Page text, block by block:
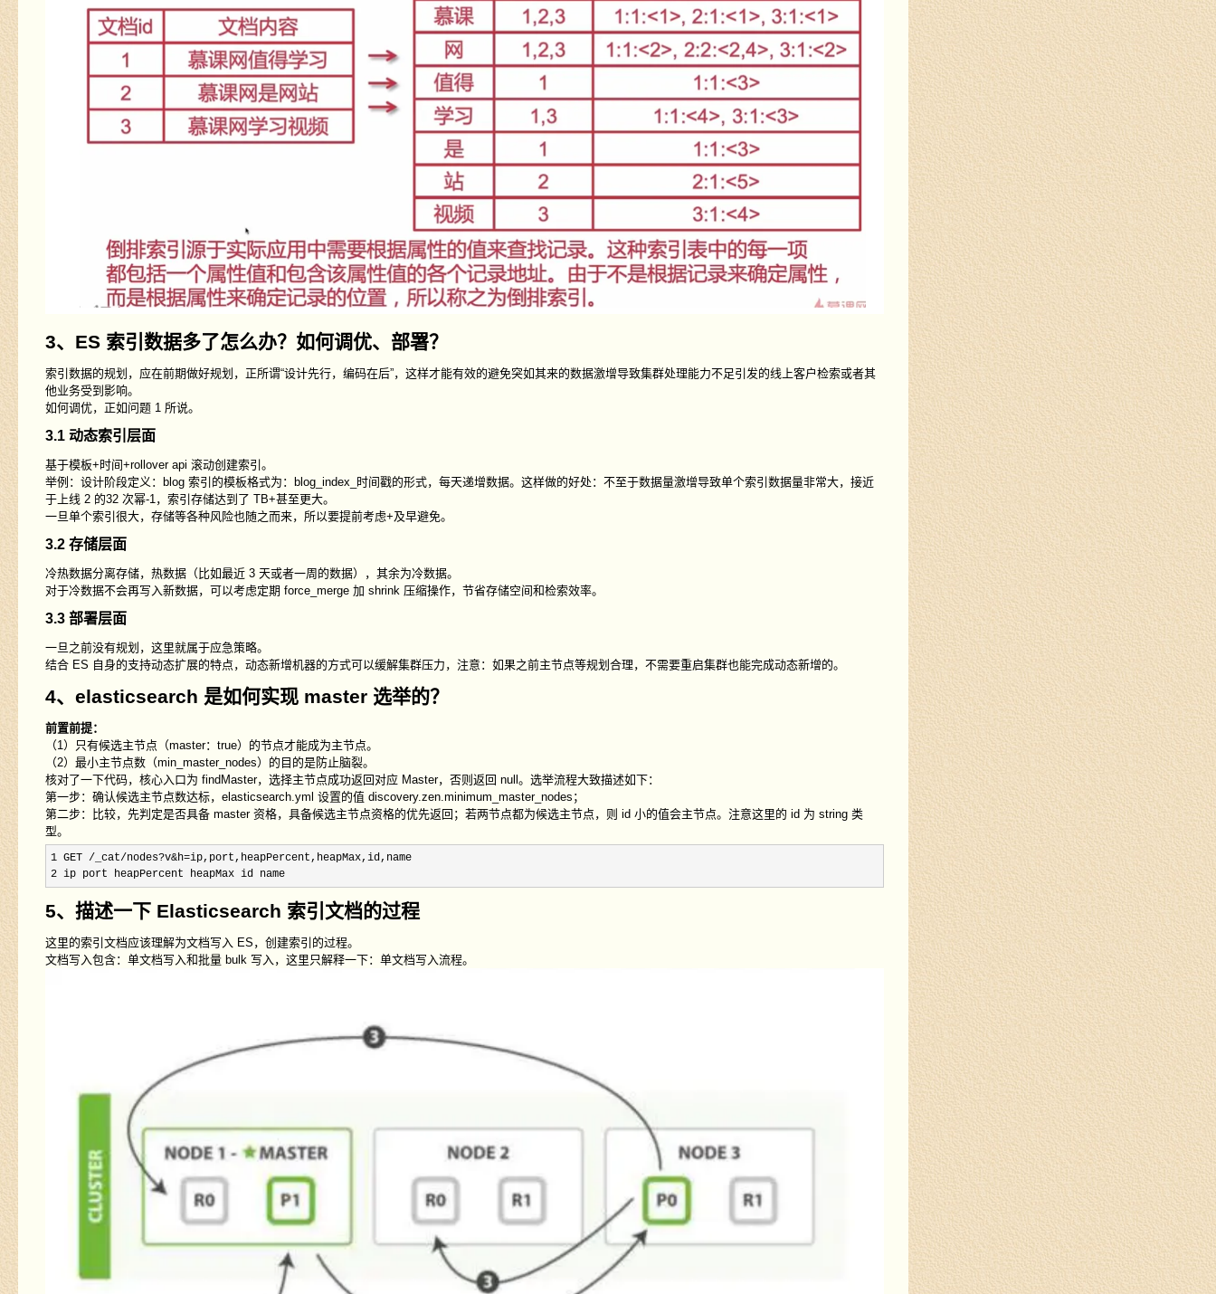
3、ES 索引数据多了怎么办？如何调优、部署？
索引数据的规划，应在前期做好规划，正所谓“设计先行，编码在后”，这样才能有效的避免突如其来的数据激增导致集群处理能力不足引发的线上客户检索或者其
他业务受到影响。
如何调优，正如问题 1 所说。
3.1 动态索引层面
基于模板+时间+rollover api 滚动创建索引。
举例：设计阶段定义：blog 索引的模板格式为：blog_index_时间戳的形式，每天递增数据。这样做的好处：不至于数据量激增导致单个索引数据量非常大，接近
于上线 2 的32 次幂-1，索引存储达到了 TB+甚至更大。
一旦单个索引很大，存储等各种风险也随之而来，所以要提前考虑+及早避免。
3.2 存储层面
冷热数据分离存储，热数据（比如最近 3 天或者一周的数据），其余为冷数据。
对于冷数据不会再写入新数据，可以考虑定期 force_merge 加 shrink 压缩操作，节省存储空间和检索效率。
3.3 部署层面
一旦之前没有规划，这里就属于应急策略。
结合 ES 自身的支持动态扩展的特点，动态新增机器的方式可以缓解集群压力，注意：如果之前主节点等规划合理，不需要重启集群也能完成动态新增的。
4、elasticsearch 是如何实现 master 选举的？
前置前提：
（1）只有候选主节点（master：true）的节点才能成为主节点。
（2）最小主节点数（min_master_nodes）的目的是防止脑裂。
核对了一下代码，核心入口为 findMaster，选择主节点成功返回对应 Master，否则返回 null。选举流程大致描述如下：
第一步：确认候选主节点数达标，elasticsearch.yml 设置的值 discovery.zen.minimum_master_nodes；
第二步：比较，先判定是否具备 master 资格，具备候选主节点资格的优先返回；若两节点都为候选主节点，则 id 小的值会主节点。注意这里的 id 为 string 类
型。
1 GET /_cat/nodes?v&h=ip,port,heapPercent,heapMax,id,name
2 ip port heapPercent heapMax id name
5、描述一下 Elasticsearch 索引文档的过程
这里的索引文档应该理解为文档写入 ES，创建索引的过程。
文档写入包含：单文档写入和批量 bulk 写入，这里只解释一下：单文档写入流程。